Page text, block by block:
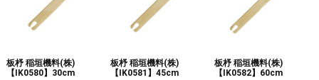
板杼 稲垣機料(株)
【IK0580】30cm
板杼 稲垣機料(株)
【IK0581】45cm
板杼 稲垣機料(株)
【IK0582】60cm